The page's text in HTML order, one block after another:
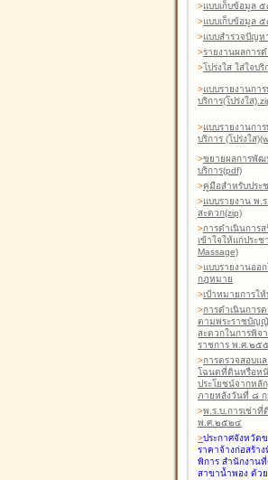
>แบบเก็บข้อมูล
>แบบเก็บข้อมูล ๕
>แบบสำรวจปัญห
>รายงานผลการ
>โปร่งใส ใส่ใจบริ
>แบบรายงานก
บริการ(โปร่งใส
>แบบรายงานก
บริการ (โปร่งใส
>ขยายผลการพั
บริการ(pdf)
>คู่มือสำหรับประ
>แบบรายงาน พ.
สะดวก(zip)
>การดำเนินการ
เข้าใจให้แก่ประ
Massage)
>แบบรายงานออ
กฎหมาย
>เป้าหมายการให้
>การดำเนินการ
ตามพระราชบัญ
สะดวกในการพิ
ราชการ พ.ศ.๒๕
>การตรวจสอบแ
โฉนดที่ดินหรือหนั
ประโยชน์จากหลั
ภายหลังวันที่ ๘
>พ.ร.บ.การเช่าที่
พ.ศ.๒๕๒๔
>ประกาศจังหวัด
ราคาจ้างก่อสร้า
พิการ สำนักงาน
สาขาน้ำพอง ด้ว